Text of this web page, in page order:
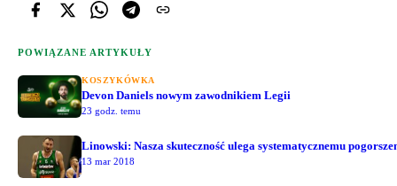
POWIĄZANE ARTYKUŁY
KOSZYKÓWKA
Devon Daniels nowym zawodnikiem Legii
23 godz. temu
Linowski: Nasza skuteczność ulega systematycznemu
13 mar 2018